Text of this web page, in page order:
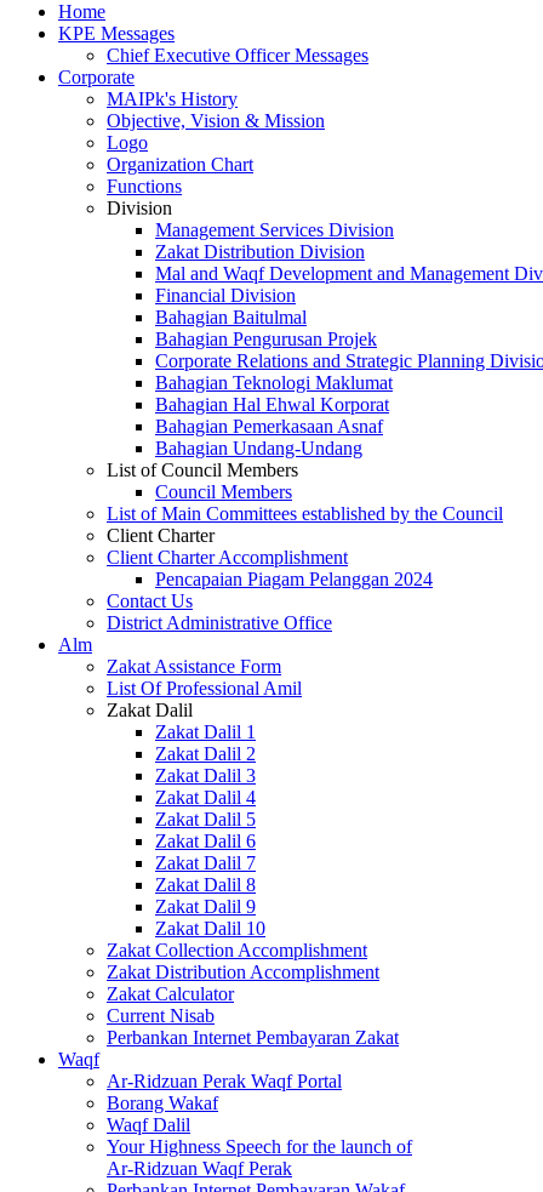
Home
KPE Messages
Chief Executive Officer Messages
Corporate
MAIPk's History
Objective, Vision & Mission
Logo
Organization Chart
Functions
Division
Management Services Division
Zakat Distribution Division
Mal and Waqf Development and Management
Financial Division
Bahagian Baitulmal
Bahagian Pengurusan Projek
Corporate Relations and Strategic Planning
Bahagian Teknologi Maklumat
Bahagian Hal Ehwal Korporat
Bahagian Pemerkasaan Asnaf
Bahagian Undang-Undang
List of Council Members
Council Members
List of Main Committees established by the Council
Client Charter
Client Charter Accomplishment
Pencapaian Piagam Pelanggan 2024
Contact Us
District Administrative Office
Alm
Zakat Assistance Form
List Of Professional Amil
Zakat Dalil
Zakat Dalil 1
Zakat Dalil 2
Zakat Dalil 3
Zakat Dalil 4
Zakat Dalil 5
Zakat Dalil 6
Zakat Dalil 7
Zakat Dalil 8
Zakat Dalil 9
Zakat Dalil 10
Zakat Collection Accomplishment
Zakat Distribution Accomplishment
Zakat Calculator
Current Nisab
Perbankan Internet Pembayaran Zakat
Waqf
Ar-Ridzuan Perak Waqf Portal
Borang Wakaf
Waqf Dalil
Your Highness Speech for the launch of
Ar-Ridzuan Waqf Perak